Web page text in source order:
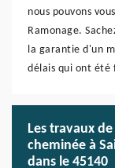
nous pouvons
Ramonage.
la garantie d'un
délais qui ont été
Les travaux
cheminée à
dans le 45140